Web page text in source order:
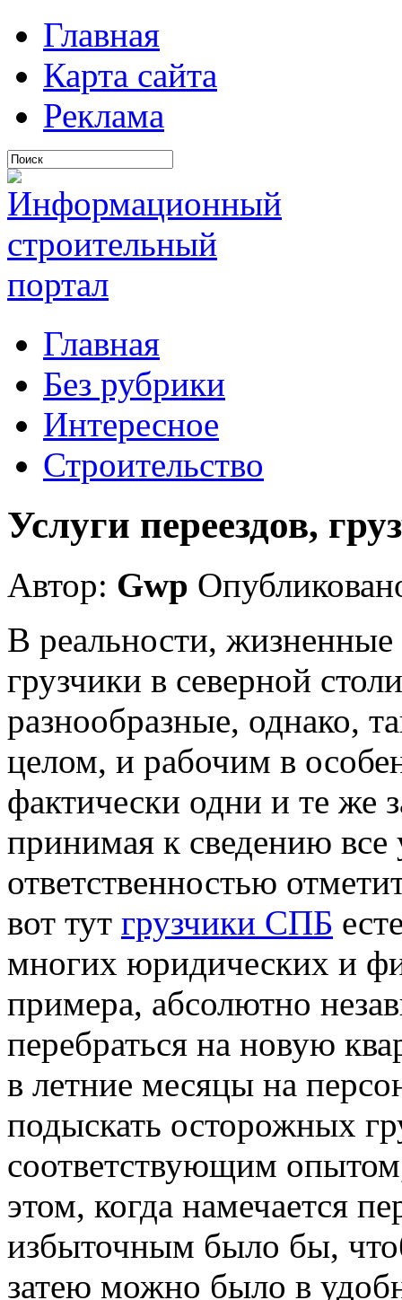
Главная
Карта сайта
Реклама
Главная
Без рубрики
Интересное
Строительство
Услуги переездов,
Автор: Gwp
В реальности, жизненные
грузчики в северной
разнообразные, однако,
целом, и рабочим в
фактически одни и те
принимая к сведению все
ответственностью
вот тут грузчики СПБ
многих юридических и
примера, абсолютно
перебраться на новую
в летние месяцы на
подыскать осторожных
соответствующим
этом, когда намечается
избыточным было бы,
затею можно было в